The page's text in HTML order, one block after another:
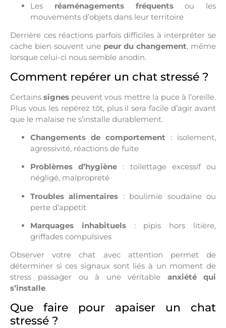
Les réaménagements fréquentsou les
mouvements d’objets dans leur territoire
Derrière ces réactions parfois difficiles à interpréter se
cache bien souvent une peur du changement, même
lorsque celui-ci nous semble anodin.
Comment repérer un chat stressé ?
Certainssignes peuvent vous mettre la puce à l’oreille.
Plus vous les repérez tôt, plus il sera facile d’agir avant
que le malaise ne s’installe durablement.
Changements de comportement : isolement,
agressivité, réactions de fuite
Problèmes d’hygiène : toilettage excessif ou
négligé, malpropreté
Troubles alimentaires : boulimie soudaine ou
perte d’appétit
Marquages inhabituels: pipis hors litière,
griffades compulsives
Observer votre chat avec attention permet de
déterminer si ces signaux sont liés à un moment de
stress passager ou à une véritable anxiété qui
s’installe.
Que faire pour apaiser un chat
stressé ?